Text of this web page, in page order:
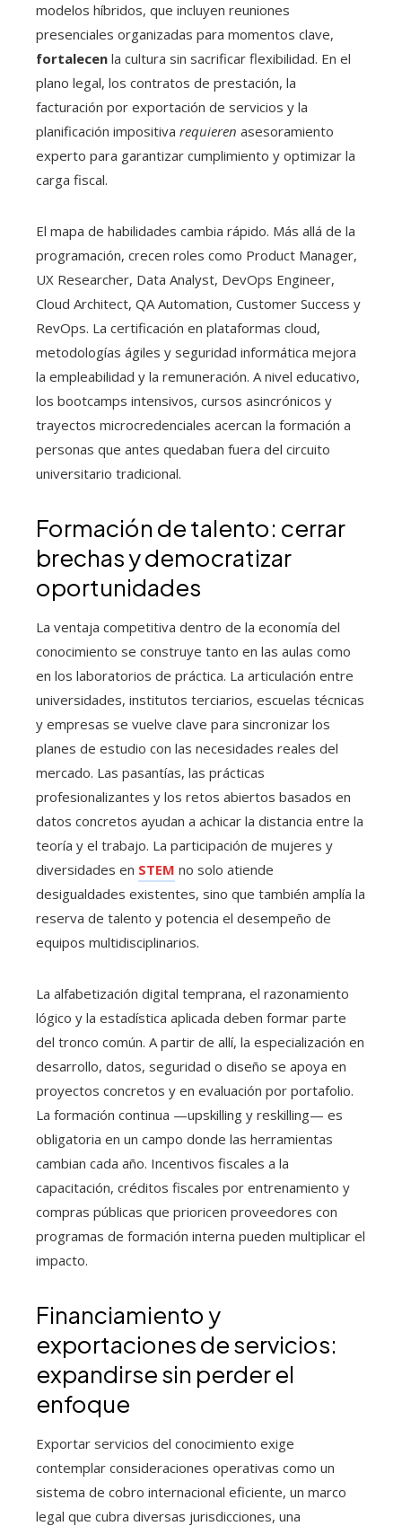
modelos híbridos, que incluyen reuniones
presenciales organizadas para momentos clave,
fortalecen la cultura sin sacrificar flexibilidad. En el
plano legal, los contratos de prestación, la
facturación por exportación de servicios y la
planificación impositiva requieren asesoramiento
experto para garantizar cumplimiento y optimizar la
carga fiscal.
El mapa de habilidades cambia rápido. Más allá de la
programación, crecen roles como Product Manager,
UX Researcher, Data Analyst, DevOps Engineer,
Cloud Architect, QA Automation, Customer Success y
RevOps. La certificación en plataformas cloud,
metodologías ágiles y seguridad informática mejora
la empleabilidad y la remuneración. A nivel educativo,
los bootcamps intensivos, cursos asincrónicos y
trayectos microcredenciales acercan la formación a
personas que antes quedaban fuera del circuito
universitario tradicional.
Formación de talento: cerrar
brechas y democratizar
oportunidades
La ventaja competitiva dentro de la economía del
conocimiento se construye tanto en las aulas como
en los laboratorios de práctica. La articulación entre
universidades, institutos terciarios, escuelas técnicas
y empresas se vuelve clave para sincronizar los
planes de estudio con las necesidades reales del
mercado. Las pasantías, las prácticas
profesionalizantes y los retos abiertos basados en
datos concretos ayudan a achicar la distancia entre la
teoría y el trabajo. La participación de mujeres y
diversidades en STEM no solo atiende
desigualdades existentes, sino que también amplía la
reserva de talento y potencia el desempeño de
equipos multidisciplinarios.
La alfabetización digital temprana, el razonamiento
lógico y la estadística aplicada deben formar parte
del tronco común. A partir de allí, la especialización en
desarrollo, datos, seguridad o diseño se apoya en
proyectos concretos y en evaluación por portafolio.
La formación continua —upskilling y reskilling— es
obligatoria en un campo donde las herramientas
cambian cada año. Incentivos fiscales a la
capacitación, créditos fiscales por entrenamiento y
compras públicas que prioricen proveedores con
programas de formación interna pueden multiplicar el
impacto.
Financiamiento y
exportaciones de servicios:
expandirse sin perder el
enfoque
Exportar servicios del conocimiento exige
contemplar consideraciones operativas como un
sistema de cobro internacional eficiente, un marco
legal que cubra diversas jurisdicciones, una